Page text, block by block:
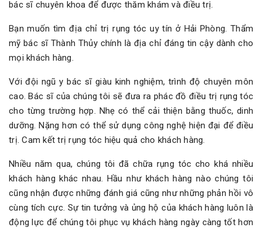
bác sĩ chuyên khoa để được thăm khám và điều trị.
Bạn muốn tìm địa chỉ trị rụng tóc uy tín ở Hải Phòng. Thẩm
mỹ bác sĩ Thành Thủy chính là địa chỉ đáng tin cậy dành cho
mọi khách hàng.
Với đội ngũ y bác sĩ giàu kinh nghiệm, trình độ chuyên môn
cao. Bác sĩ của chúng tôi sẽ đưa ra phác đồ điều trị rụng tóc
cho từng trường hợp. Nhẹ có thể cải thiện bằng thuốc, dinh
dưỡng. Nặng hơn có thể sử dụng công nghệ hiện đại để điều
trị. Cam kết trị rụng tóc hiệu quả cho khách hàng.
Nhiều năm qua, chúng tôi đã chữa rụng tóc cho khá nhiều
khách hàng khác nhau. Hầu như khách hàng nào chúng tôi
cũng nhận được những đánh giá cũng như những phản hồi vô
cùng tích cực. Sự tin tưởng và ủng hộ của khách hàng luôn là
động lực để chúng tôi phục vụ khách hàng ngày càng tốt hơn